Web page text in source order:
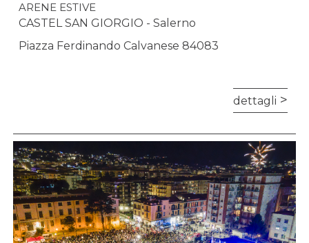
ARENE ESTIVE
CASTEL SAN GIORGIO - Salerno
Piazza Ferdinando Calvanese 84083
dettagli